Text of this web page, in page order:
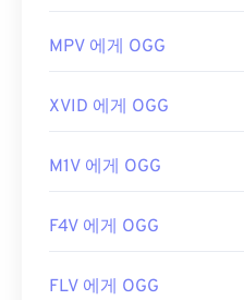
MPV 에게 OGG
XVID 에게 OGG
M1V 에게 OGG
F4V 에게 OGG
FLV 에게 OGG